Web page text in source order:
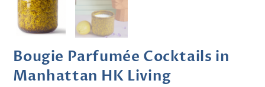
Bougie Parfumée Cocktails in
Manhattan HK Living